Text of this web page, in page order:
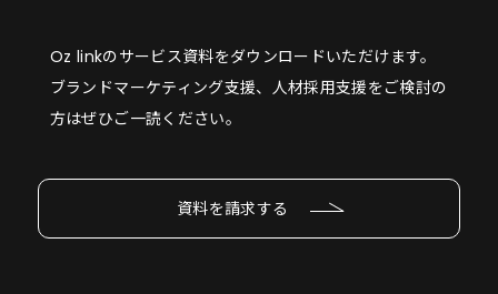
Oz linkのサービス資料をダウンロードいただけます。
ブランドマーケティング支援、人材採用支援をご検討の
方はぜひご一読ください。
資料を請求する